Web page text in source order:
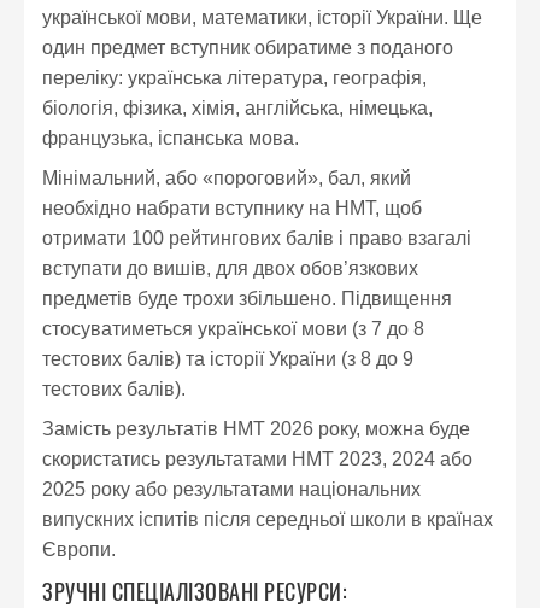
української мови, математики, історії України. Ще
один предмет вступник обиратиме з поданого
переліку: українська література, географія,
біологія, фізика, хімія, англійська, німецька,
французька, іспанська мова.
Мінімальний, або «пороговий», бал, який
необхідно набрати вступнику на НМТ, щоб
отримати 100 рейтингових балів і право взагалі
вступати до вишів, для двох обов’язкових
предметів буде трохи збільшено. Підвищення
стосуватиметься української мови (з 7 до 8
тестових балів) та історії України (з 8 до 9
тестових балів).
Замість результатів НМТ 2026 року, можна буде
скористатись результатами НМТ 2023, 2024 або
2025 року або результатами національних
випускних іспитів після середньої школи в країнах
Європи.
ЗРУЧНІ СПЕЦІАЛІЗОВАНІ РЕСУРСИ: